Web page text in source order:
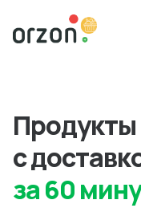
Продукты
с
за 60